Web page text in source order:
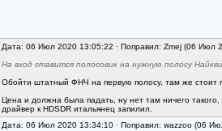
Дата: 06 Июл 2020 13:05:22 · Поправил: Zmej (06 Июл
На вход ставится полосовик на нужную полосу
Обойти штатный ФНЧ на первую полосу, там же стоит
Цена и должна была падать, ну нет там ничего
драйвер к HDSDR итальянец запилил.
Дата: 06 Июл 2020 13:34:10 · Поправил: wazzoo (06